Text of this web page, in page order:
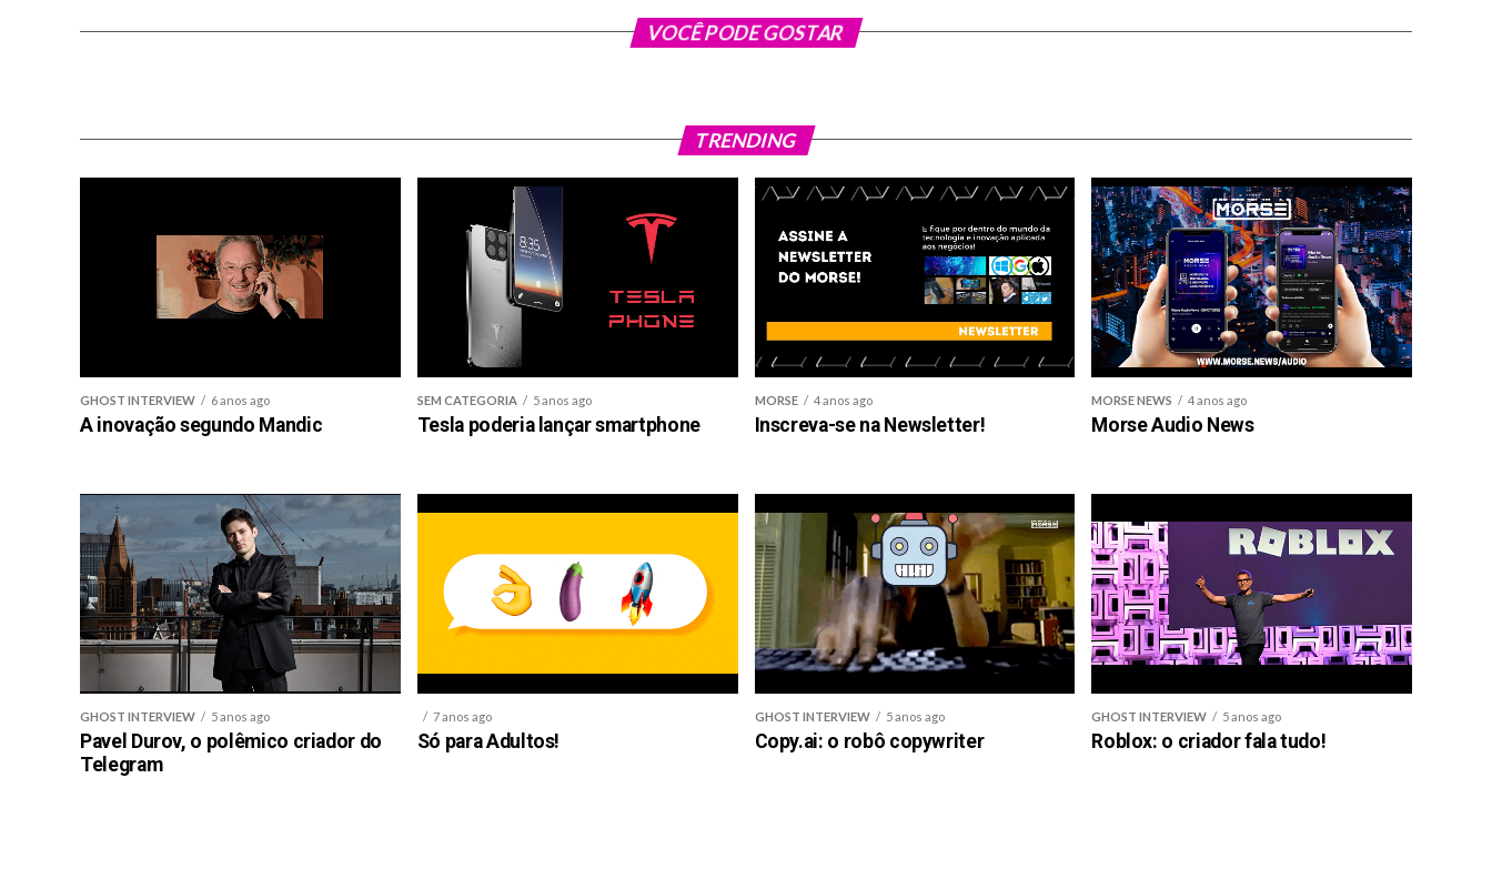
VOCÊ PODE GOSTAR
TRENDING
GHOST INTERVIEW 6 anos ago
A inovação segundo Mandic
SEM CATEGORIA 5 anos ago
Tesla poderia lançar smartphone
MORSE 4 anos ago
Inscreva-se na Newsletter!
MORSE NEWS 4 anos ago
Morse Audio News
GHOST INTERVIEW 5 anos ago
Pavel Durov, o polêmico criador do
Telegram
7 anos ago
Só para Adultos!
GHOST INTERVIEW 5 anos ago
Copy.ai: o robô copywriter
GHOST INTERVIEW 5 anos ago
Roblox: o criador fala tudo!